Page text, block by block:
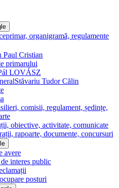
organigramă, regulamente
Paul Cristian
primarului
LOVÁSZ
Stăvariu Tudor Călin
comisii, regulament, ședințe,
obiective, activitate, comunicate
rapoarte, documente, concursuri
avere
interes public
posturi